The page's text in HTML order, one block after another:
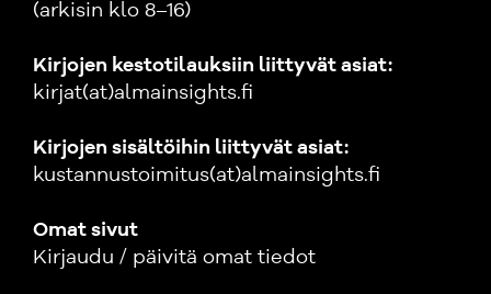
(arkisin klo 8–16)
Kirjojen kestotilauksiin liittyvät asiat:
kirjat(at)almainsights.fi
Kirjojen sisältöihin liittyvät asiat:
kustannustoimitus(at)almainsights.fi
Omat sivut
Kirjaudu / päivitä omat tiedot